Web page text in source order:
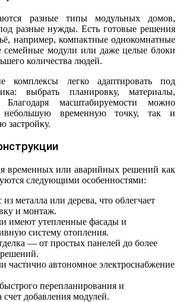
разные типы модульных домов,
разные нужды. Есть готовые решения
например, компактные однокомнатные
модули или даже целые блоки
количества людей.
комплексы легко адаптировать под
выбрать планировку, материалы,
Благодаря масштабируемости можно
небольшую временную точку, так и
застройку.
временных или аварийных решений как
следующими особенностями:
металла или дерева, что облегчает
и монтаж.
имеют утепленные фасады и
систему отопления.
— от простых панелей до более
частично автономное электроснабжение
перепланирования и
счет добавления модулей.